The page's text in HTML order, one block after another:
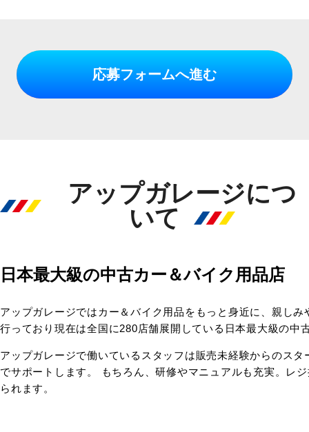
応募フォームへ進む
アップガレージにつ
いて
日本最大級の中古カー＆バイク用品店
アップガレージではカー＆バイク用品をもっと身近に、親し
行っており現在は全国に280店舗展開している日本最大級の中
アップガレージで働いているスタッフは販売未経験からのス
でサポートします。 もちろん、研修やマニュアルも充実。レ
られます。